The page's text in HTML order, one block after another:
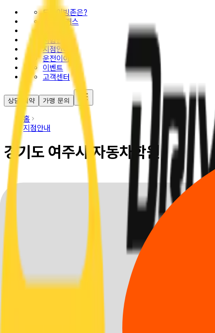
드라이빙존은?
추천 클래스
시험안내
지점안내
운전이야기
이벤트
고객센터
상담 예약 가맹 문의
홈
지점안내
경기도 여주시 자동차학원